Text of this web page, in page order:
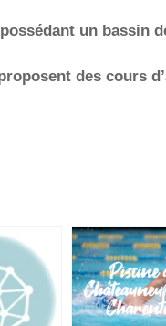
un bassin
des cours